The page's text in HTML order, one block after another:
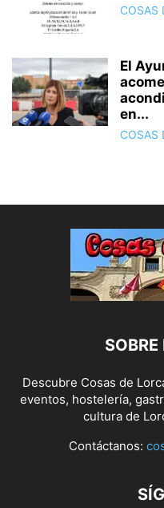
COSAS
El
en...
COSAS
Descubre Cosas de
eventos, hostelería,
cultura de
Contáctanos: